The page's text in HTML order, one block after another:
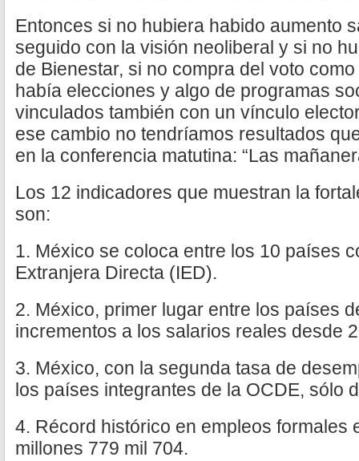
Entonces si no hubiera habido aumento
seguido con la visión neoliberal y si no
de Bienestar, si no compra del voto
había elecciones y algo de programas
vinculados también con un vínculo
ese cambio no tendríamos resultados
en la conferencia matutina: “Las
Los 12 indicadores que muestran la
son:
1. México se coloca entre los 10 países
Extranjera Directa (IED).
2. México, primer lugar entre los países
incrementos a los salarios reales desde
3. México, con la segunda tasa de
los países integrantes de la OCDE, sólo
4. Récord histórico en empleos formales
millones 779 mil 704.